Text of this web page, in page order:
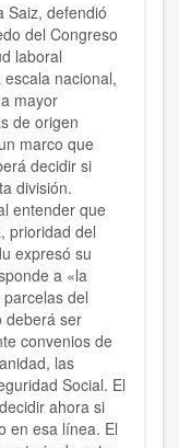
Saiz, defendió
del Congreso
laboral
nacional,
mayor
de origen
marco que
decidir si
división.
entender que
prioridad del
expresó su
a «la
del
deberá ser
convenios de
las
Social. El
ahora si
en esa línea. El